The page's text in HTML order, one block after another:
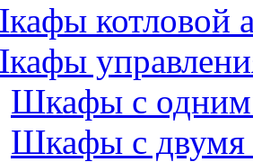
котловой
Шкафы с одним
Шкафы с двумя